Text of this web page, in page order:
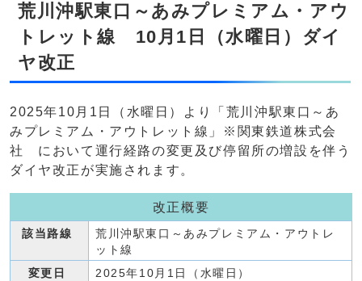
荒川沖駅東口～あみプレミアム・アウ
トレット線 10月1日（水曜日）ダイ
ヤ改正
2025年10月1日（水曜日）より「荒川沖駅東口～あ
みプレミアム・アウトレット線」※関東鉄道株式会
社 において運行経路の変更及び停留所の増設を伴う
ダイヤ改正が実施されます。
改正概要
該当路線
荒川沖駅東口～あみプレミアム・アウトレ
ット線
変更日
2025年10月1日（水曜日）